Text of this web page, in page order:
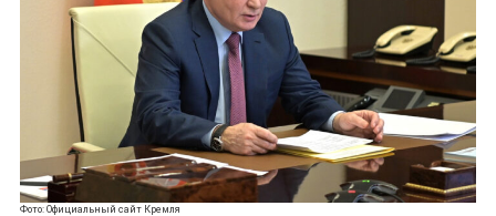
Фото: Официальный сайт Кремля